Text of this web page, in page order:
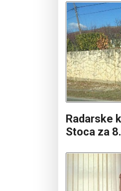
Radarske
Stoca za